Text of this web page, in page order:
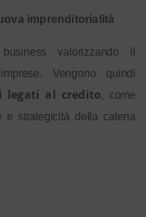
imprenditorialità
valorizzando il
Vengono quindi
al credito, come
e strategicità della catena